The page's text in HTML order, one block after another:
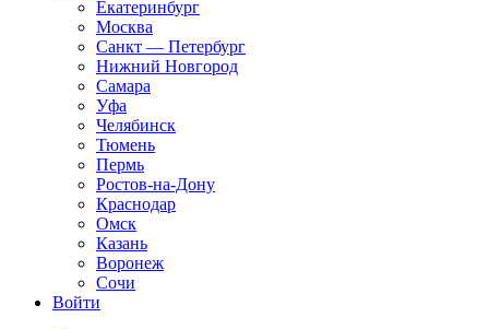
Екатеринбург
Москва
Санкт — Петербург
Нижний Новгород
Самара
Уфа
Челябинск
Тюмень
Пермь
Ростов-на-Дону
Краснодар
Омск
Казань
Воронеж
Сочи
Войти